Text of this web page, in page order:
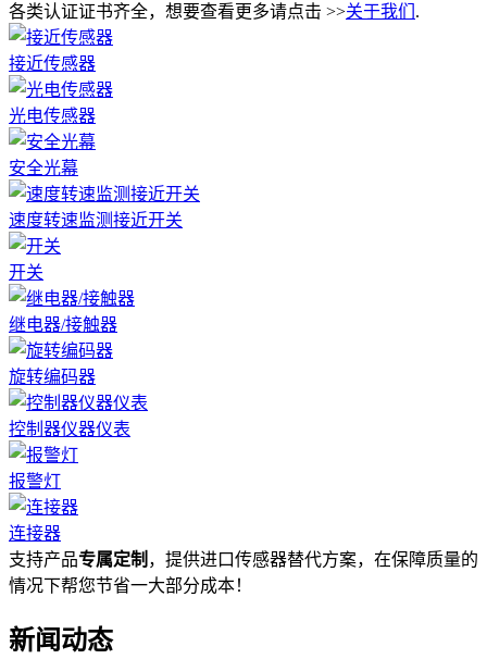
各类认证证书齐全，想要查看更多请点击 >>关于我们 .
接近传感器
光电传感器
安全光幕
速度转速监测接近开关
开关
继电器/接触器
旋转编码器
控制器仪器仪表
报警灯
连接器
支持产品专属定制 ，提供进口传感器替代方案，在保障质量的
情况下帮您节省一大部分成本！
新闻动态